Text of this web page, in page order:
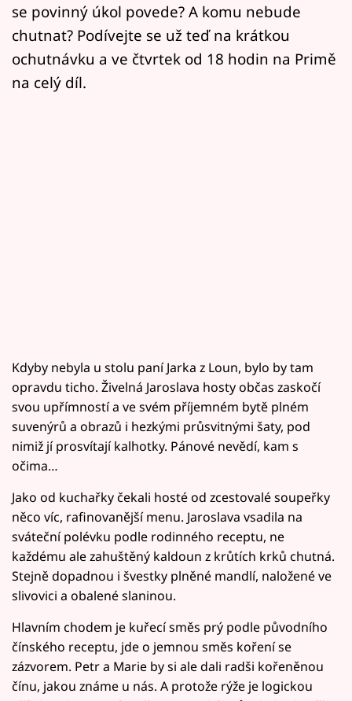
Sledujte nás
se povinný úkol povede? A komu nebude
chutnat? Podívejte se už teď na krátkou
ochutnávku a ve čtvrtek od 18 hodin na Primě
na celý díl.
Kdyby nebyla u stolu paní Jarka z Loun, bylo by tam
opravdu ticho. Živelná Jaroslava hosty občas zaskočí
svou upřímností a ve svém příjemném bytě plném
suvenýrů a obrazů i hezkými průsvitnými šaty, pod
nimiž jí prosvítají kalhotky. Pánové nevědí, kam s
očima…
Jako od kuchařky čekali hosté od zcestovalé soupeřky
něco víc, rafinovanější menu. Jaroslava vsadila na
sváteční polévku podle rodinného receptu, ne
každému ale zahuštěný kaldoun z krůtích krků chutná.
Stejně dopadnou i švestky plněné mandlí, naložené ve
slivovici a obalené slaninou.
Hlavním chodem je kuřecí směs prý podle původního
čínského receptu, jde o jemnou směs koření se
zázvorem. Petr a Marie by si ale dali radši kořeněnou
čínu, jakou známe u nás. A protože rýže je logickou